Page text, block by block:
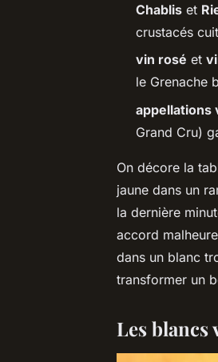
Chablis et
crustacés
vin rosé et
le Grenache
appellations
Grand Cru)
On décore la
jaune dans un
la dernière
accord
dans un blanc
transformer un
Les